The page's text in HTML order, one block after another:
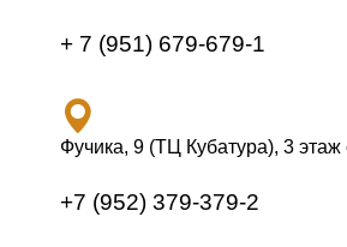
+ 7 (951) 679-679-1
Фучика, 9 (ТЦ Кубатура), 3 этаж
+7 (952) 379-379-2